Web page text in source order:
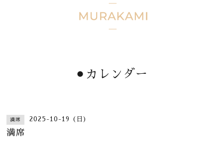
⚫︎カレンダー
満席 2025-10-19 (日)
満席